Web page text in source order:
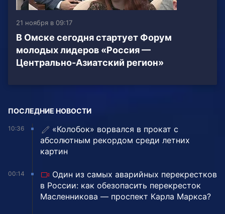
21 ноября в 09:17
В Омске сегодня стартует Форум
молодых лидеров «Россия —
Центрально-Азиатский регион»
ПОСЛЕДНИЕ НОВОСТИ
10:36
«Колобок» ворвался в прокат с
абсолютным рекордом среди летних
картин
00:14
Один из самых аварийных перекрестков
в России: как обезопасить перекресток
Масленникова — проспект Карла Маркса?